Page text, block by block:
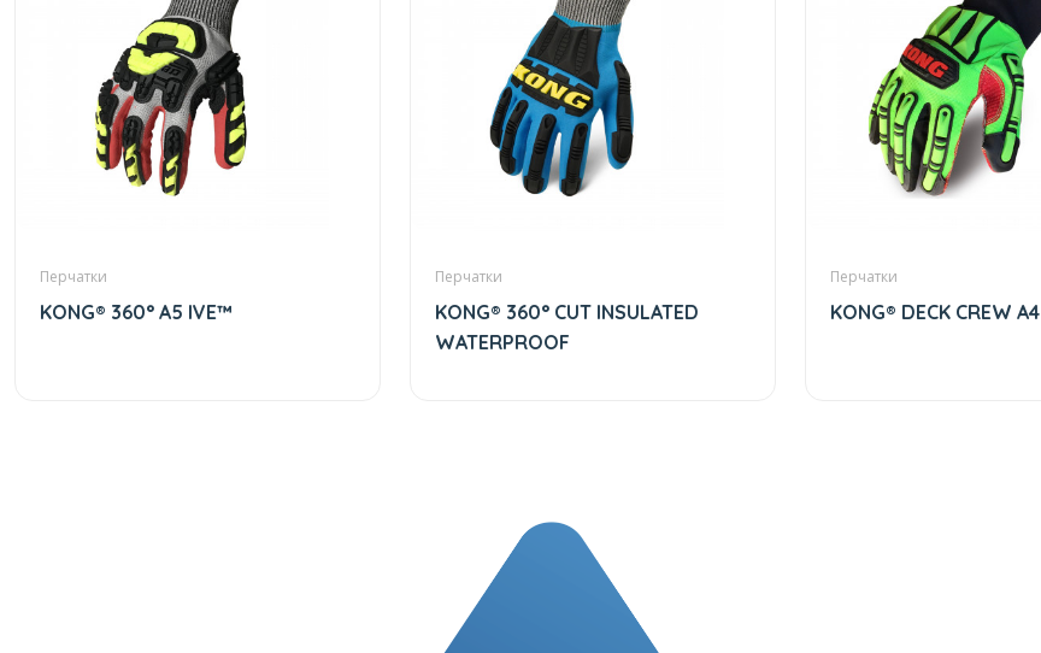
Перчатки
KONG® 360° A5 IVE™
Перчатки
KONG® 360° CUT INSULATED
WATERPROOF
Перчатки
KONG® DECK CREW A4